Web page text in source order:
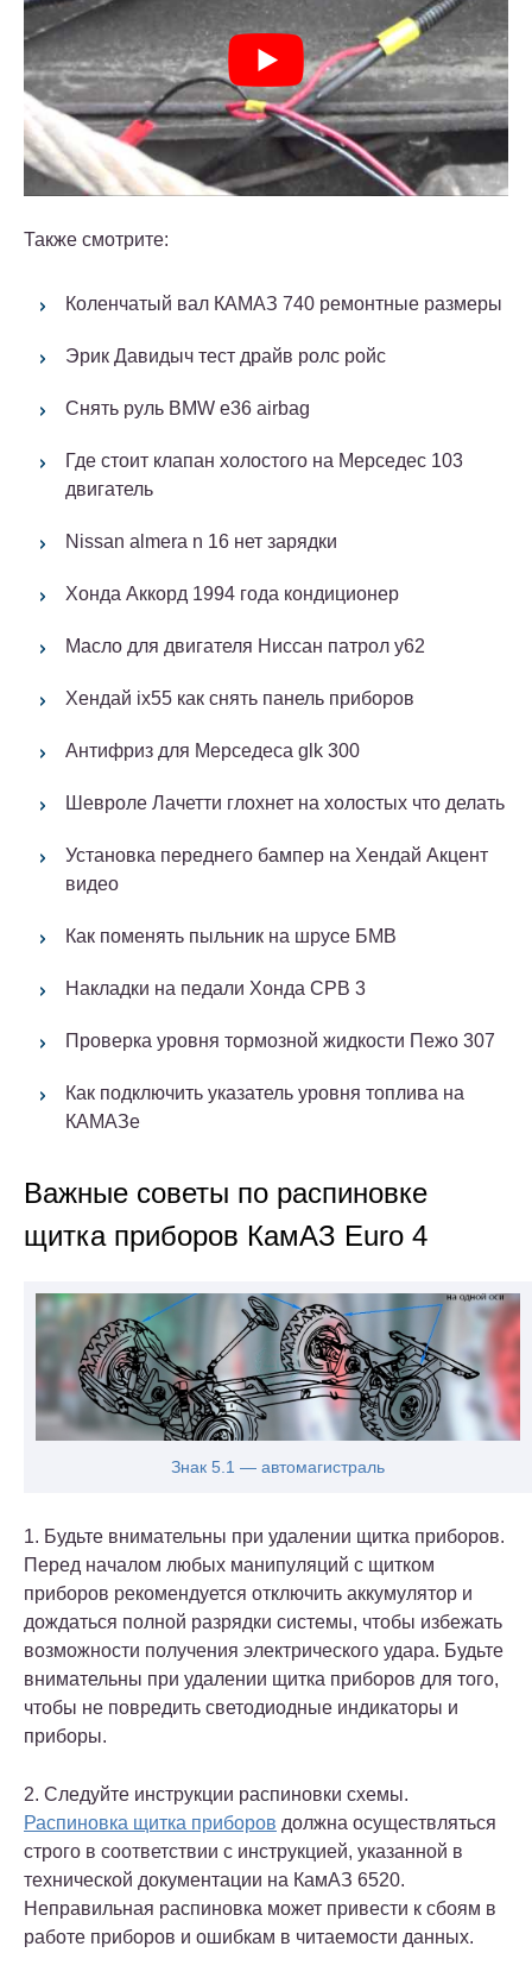
Также смотрите:
Коленчатый вал КАМАЗ 740 ремонтные размеры
Эрик Давидыч тест драйв ролс ройс
Снять руль BMW e36 airbag
Где стоит клапан холостого на Мерседес 103
двигатель
Nissan almera n 16 нет зарядки
Хонда Аккорд 1994 года кондиционер
Масло для двигателя Ниссан патрол у62
Хендай ix55 как снять панель приборов
Антифриз для Мерседеса glk 300
Шевроле Лачетти глохнет на холостых что делать
Установка переднего бампер на Хендай Акцент
видео
Как поменять пыльник на шрусе БМВ
Накладки на педали Хонда СРВ 3
Проверка уровня тормозной жидкости Пежо 307
Как подключить указатель уровня топлива на
КАМАЗе
Важные советы по распиновке
щитка приборов КамАЗ Euro 4
Знак 5.1 — автомагистраль
1. Будьте внимательны при удалении щитка приборов.
Перед началом любых манипуляций с щитком
приборов рекомендуется отключить аккумулятор и
дождаться полной разрядки системы, чтобы избежать
возможности получения электрического удара. Будьте
внимательны при удалении щитка приборов для того,
чтобы не повредить светодиодные индикаторы и
приборы.
2. Следуйте инструкции распиновки схемы.
Распиновка щитка приборов должна осуществляться
строго в соответствии с инструкцией, указанной в
технической документации на КамАЗ 6520.
Неправильная распиновка может привести к сбоям в
работе приборов и ошибкам в читаемости данных.